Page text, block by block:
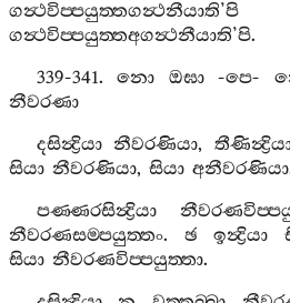
ගන්‍ථවිප‍්පයුත‍්තගන්‍ථනීයාති’පි
ගන්‍ථවිප‍්පයුත‍්තඅගන්‍ථනීයාති’පි.
339-341.නො ඔඝා-පෙ-
නීවරණා
දසින්‍ද්‍රියා නීවරණියා,
සියා නීවරණියා, සියා අනීවරණියා
පණ‍්ණරසින්‍ද්‍රියා
නීවරණසම‍්පයුත‍්තං. ඡ ඉන්‍ද්‍රියා
සියා නීවරණවිප‍්පයුත‍්තා.